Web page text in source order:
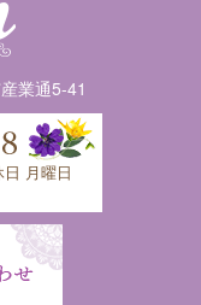
業通5-41
月曜日